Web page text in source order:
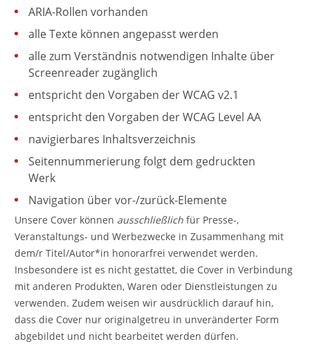
ARIA-Rollen vorhanden
alle Texte können angepasst werden
alle zum Verständnis notwendigen Inhalte über
Screenreader zugänglich
entspricht den Vorgaben der WCAG v2.1
entspricht den Vorgaben der WCAG Level AA
navigierbares Inhaltsverzeichnis
Seitennummerierung folgt dem gedruckten
Werk
Navigation über vor-/zurück-Elemente
Unsere Cover können ausschließlichfür Presse-,
Veranstaltungs- und Werbezwecke in Zusammenhang mit
dem/r Titel/Autor*in honorarfrei verwendet werden.
Insbesondere ist es nicht gestattet, die Cover in Verbindung
mit anderen Produkten, Waren oder Dienstleistungen zu
verwenden. Zudem weisen wir ausdrücklich darauf hin,
dass die Cover nur originalgetreu in unveränderter Form
abgebildet und nicht bearbeitet werden dürfen.